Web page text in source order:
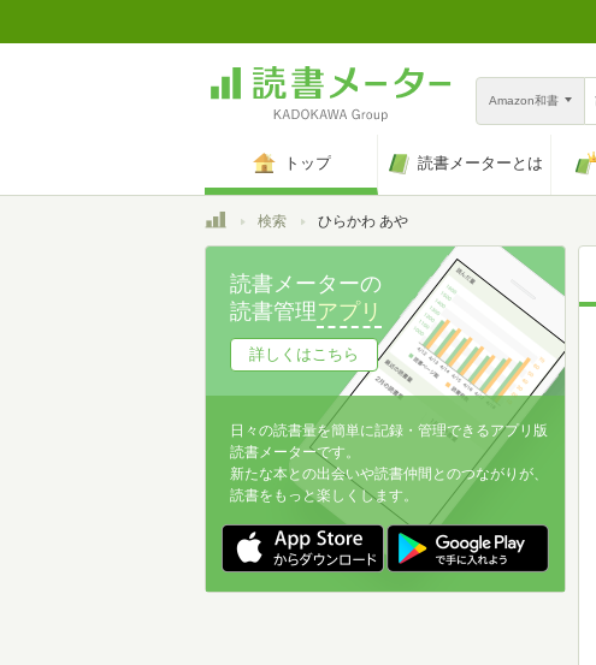
Amazon和書
トップ 読書メーターとは
トップ検索 ひらかわ あや
読書メーターの
読書管理アプリ
詳しくはこちら
日々の読書量を簡単に記録・管理できるアプリ版
読書メーターです。
新たな本との出会いや読書仲間とのつながりが、
読書をもっと楽しくします。